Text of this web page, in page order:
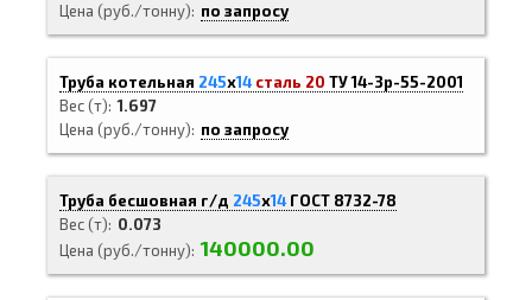
Цена (руб./тонну)
по запросу
Труба котельная 245х14 сталь 20 ТУ 14-3р-55-2001
Вес (т) 1.697
Цена (руб./тонну)
по запросу
Труба бесшовная г/д 245х14 ГОСТ 8732-78
Вес (т)
0.073
Цена (руб./тонну) 140000.00